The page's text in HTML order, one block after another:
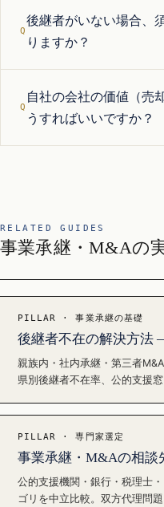
後継者がいない場合、
りますか？
自社の会社の価値（売
うすればいいですか？
RELATED GUIDES
事業承継・M&Aの
PILLAR · 事業承継の基礎
後継者不在の解決方法
親族内・社内承継・第三者
県別後継者不在率、公的支援
PILLAR · 専門家選定
事業承継・M&Aの相談
公的支援機関・銀行・税理士
ゴリを中立比較。双方代理問